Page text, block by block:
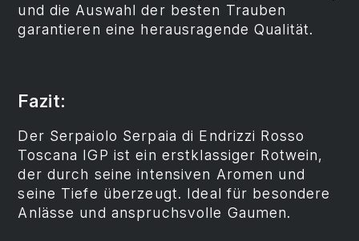
und die Auswahl der besten Trauben
garantieren eine herausragende Qualität.
Fazit:
Der Serpaiolo Serpaia di Endrizzi Rosso
Toscana IGP ist ein erstklassiger Rotwein,
der durch seine intensiven Aromen und
seine Tiefe überzeugt. Ideal für besondere
Anlässe und anspruchsvolle Gaumen.